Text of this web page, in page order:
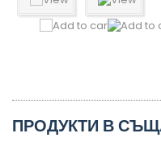
ПРОДУКТИ В